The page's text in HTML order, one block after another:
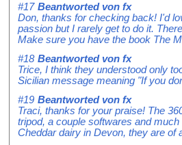
#17 Beantworted von fx
Don, thanks for checking back! I'd
passion but I rarely get to do it.
Make sure you have the book The
#18 Beantworted von fx
Trice, I think they understood only
Sicilian message meaning "If you
#19 Beantworted von fx
Traci, thanks for your praise! The
tripod, a couple softwares and
Cheddar dairy in Devon, they are of